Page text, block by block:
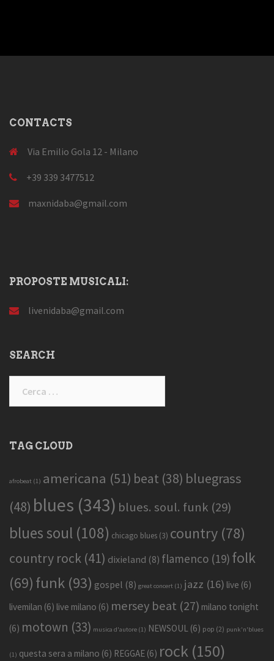
CONTACTS
Via Emilio Gola 12 - Milano
+39 339 3477512
maxnidaba@gmail.com
PROPOSTE MUSICALI:
livenidaba@gmail.com
SEARCH
TAG CLOUD
afrobeat (1) americana (51) beat (38) bluegrass
(48) blues (343) blues. soul. funk (29)
blues soul (108) chicago blues (3) country (78)
country rock (41) dixieland (8) flamenco (19) folk
(69) funk (93) gospel (8) great concert (1) jazz (16) live (6)
livemilan (6) live milano (6) mersey beat (27) milano tonight
(6) motown (33) musica d'autore (1) NEWSOUL (6) pop (2) punk'n'blues
(1) questa sera a milano (6) REGGAE (6) rock (150)